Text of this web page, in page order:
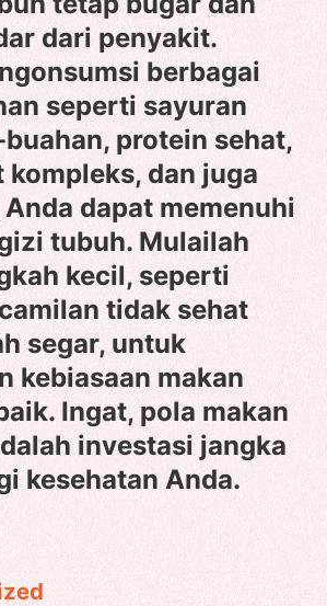
dari penyakit.
berbagai
seperti sayuran
protein sehat,
dan juga
dapat memenuhi
tubuh. Mulailah
kecil, seperti
tidak sehat
segar, untuk
kebiasaan makan
Ingat, pola makan
investasi jangka
kesehatan Anda.